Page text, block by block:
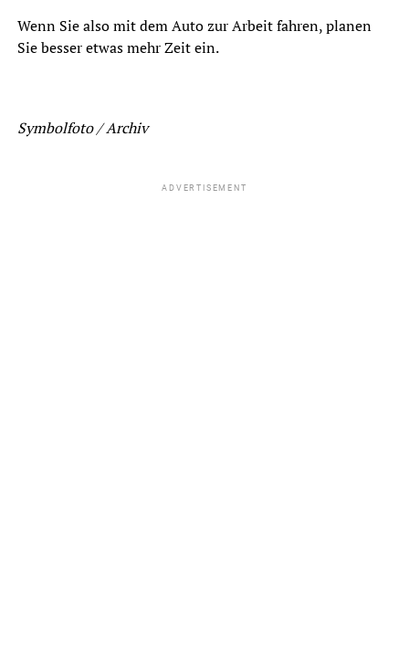
Wenn Sie also mit dem Auto zur Arbeit fahren, planen
Sie besser etwas mehr Zeit ein.
Symbolfoto / Archiv
ADVERTISEMENT